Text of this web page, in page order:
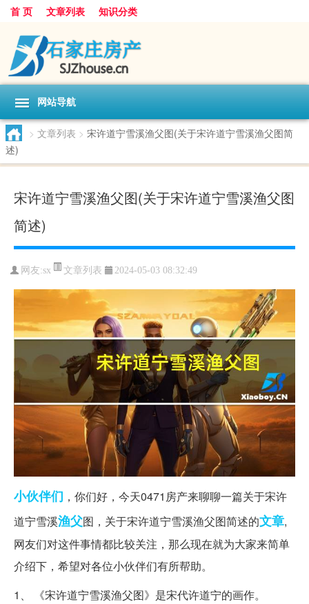
首 页 文章列表 知识分类
网站导航
> 文章列表 > 宋许道宁雪溪渔父图(关于宋许道宁雪溪渔父图简
述)
宋许道宁雪溪渔父图(关于宋许道宁雪溪渔父图
简述)
网友:sx 文章列表 2024-05-03 08:32:49
小伙伴们 ，你们好，今天0471房产来聊聊一篇关于宋许
道宁雪溪渔父图，关于宋许道宁雪溪渔父图简述的文章,
网友们对这件事情都比较关注，那么现在就为大家来简单
介绍下，希望对各位小伙伴们有所帮助。
1、 《宋许道宁雪溪渔父图》是宋代许道宁的画作。